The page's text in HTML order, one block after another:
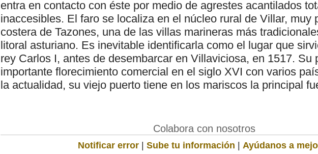
entra en contacto con éste por medio de agrestes acantilados
inaccesibles. El faro se localiza en el núcleo rural de Villar, muy
costera de Tazones, una de las villas marineras más
litoral asturiano. Es inevitable identificarla como el lugar que
rey Carlos I, antes de desembarcar en Villaviciosa, en 1517. Su
importante florecimiento comercial en el siglo XVI con varios
la actualidad, su viejo puerto tiene en los mariscos la principal
Colabora con nosotros
Notificar error | Sube tu información | Ayúdanos a